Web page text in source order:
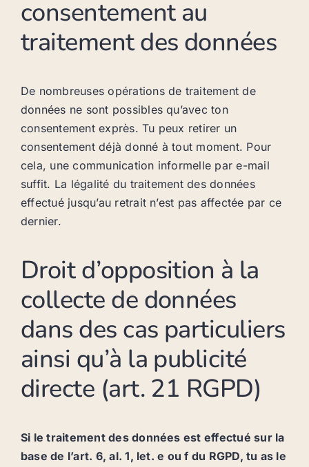
consentement au
traitement des données
De nombreuses opérations de traitement de
données ne sont possibles qu’avec ton
consentement exprès. Tu peux retirer un
consentement déjà donné à tout moment. Pour
cela, une communication informelle par e-mail
suffit. La légalité du traitement des données
effectué jusqu’au retrait n’est pas affectée par ce
dernier.
Droit d’opposition à la
collecte de données
dans des cas particuliers
ainsi qu’à la publicité
directe (art. 21 RGPD)
Si le traitement des données est effectué sur la
base de l’art. 6, al. 1, let. e ou f du RGPD, tu as le